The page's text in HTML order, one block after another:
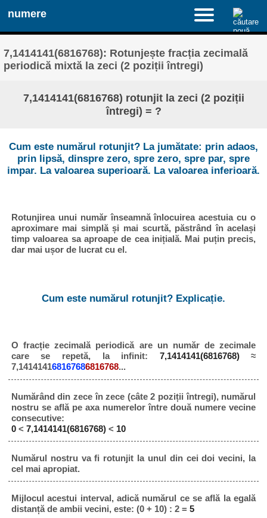
numere
7,1414141(6816768): Rotunjește fracția zecimală
periodică mixtă la zeci (2 poziții întregi)
7,1414141(6816768) rotunjit la zeci (2 poziții
întregi) = ?
Cum este numărul rotunjit? La jumătate: prin adaos,
prin lipsă, dinspre zero, spre zero, spre par, spre
impar. La valoarea superioară. La valoarea inferioară.
Rotunjirea unui număr înseamnă înlocuirea acestuia cu o
aproximare mai simplă și mai scurtă, păstrând în același
timp valoarea sa aproape de cea inițială. Mai puțin precis,
dar mai ușor de lucrat cu el.
Cum este numărul rotunjit? Explicație.
O fracție zecimală periodică are un număr de zecimale
care se repetă, la infinit: 7,1414141(6816768)≈
7,141414168167686816768...
Numărând din zece în zece (câte 2 poziții întregi), numărul
nostru se află pe axa numerelor între două numere vecine
consecutive:
0< 7,1414141(6816768)< 10
Numărul nostru va fi rotunjit la unul din cei doi vecini, la
cel mai apropiat.
Mijlocul acestui interval, adică numărul ce se află la egală
distanță de ambii vecini, este: (0 + 10) : 2 = 5